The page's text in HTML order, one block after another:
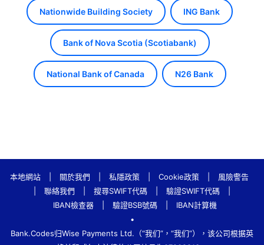
Nationwide Building Society ING Bank
Bank of Nova Scotia (Scotiabank)
National Bank of Canada N26 Bank
本地網站 關於我們 私隱政策 Cookie政策
風險警告
聯絡我們 搜尋SWIFT代碼 驗證SWIFT代碼
IBAN檢查器
驗證BSB號碼
IBAN計算機
•
Bank.Codes归Wise Payments Ltd.（“我们”，“我们”），该公司根据英